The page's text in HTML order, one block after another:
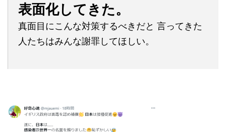
表面化してきた。
真面目にこんな対策するべきだと 言ってきた
人たちはみんな謝罪してほしい。